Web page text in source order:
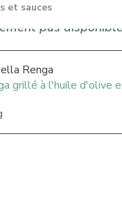
et sauces
pas
Renga
grillé à l'huile d'olive